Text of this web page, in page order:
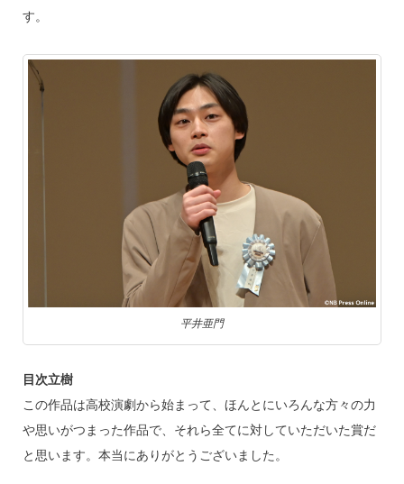
す。
平井亜門
目次立樹
この作品は高校演劇から始まって、ほんとにいろんな方々の力
や思いがつまった作品で、それら全てに対していただいた賞だ
と思います。本当にありがとうございました。